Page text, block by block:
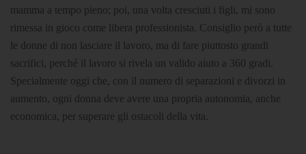
mamma a tempo pieno; poi, una volta cresciuti i figli, mi sono
rimessa in gioco come libera professionista. Consiglio però a tutte
le donne di non lasciare il lavoro, ma di fare piuttosto grandi
sacrifici, perché il lavoro si rivela un valido aiuto a 360 gradi.
Specialmente oggi che, con il numero di separazioni e divorzi in
aumento, ogni donna deve avere una propria autonomia, anche
economica, per superare gli ostacoli della vita.